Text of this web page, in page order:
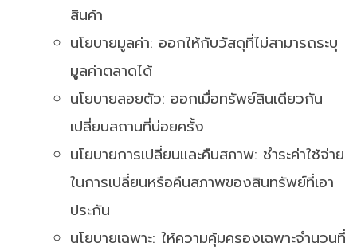
สินค้า
นโยบายมูลค่า: ออกให้กับวัสดุที่ไม่สามารถระบุ
มูลค่าตลาดได้
นโยบายลอยตัว: ออกเมื่อทรัพย์สินเดียวกัน
เปลี่ยนสถานที่บ่อยครั้ง
นโยบายการเปลี่ยนและคืนสภาพ: ชำระค่าใช้จ่าย
ในการเปลี่ยนหรือคืนสภาพของสินทรัพย์ที่เอา
ประกัน
นโยบายเฉพาะ: ให้ความคุ้มครองเฉพาะจำนวนที่